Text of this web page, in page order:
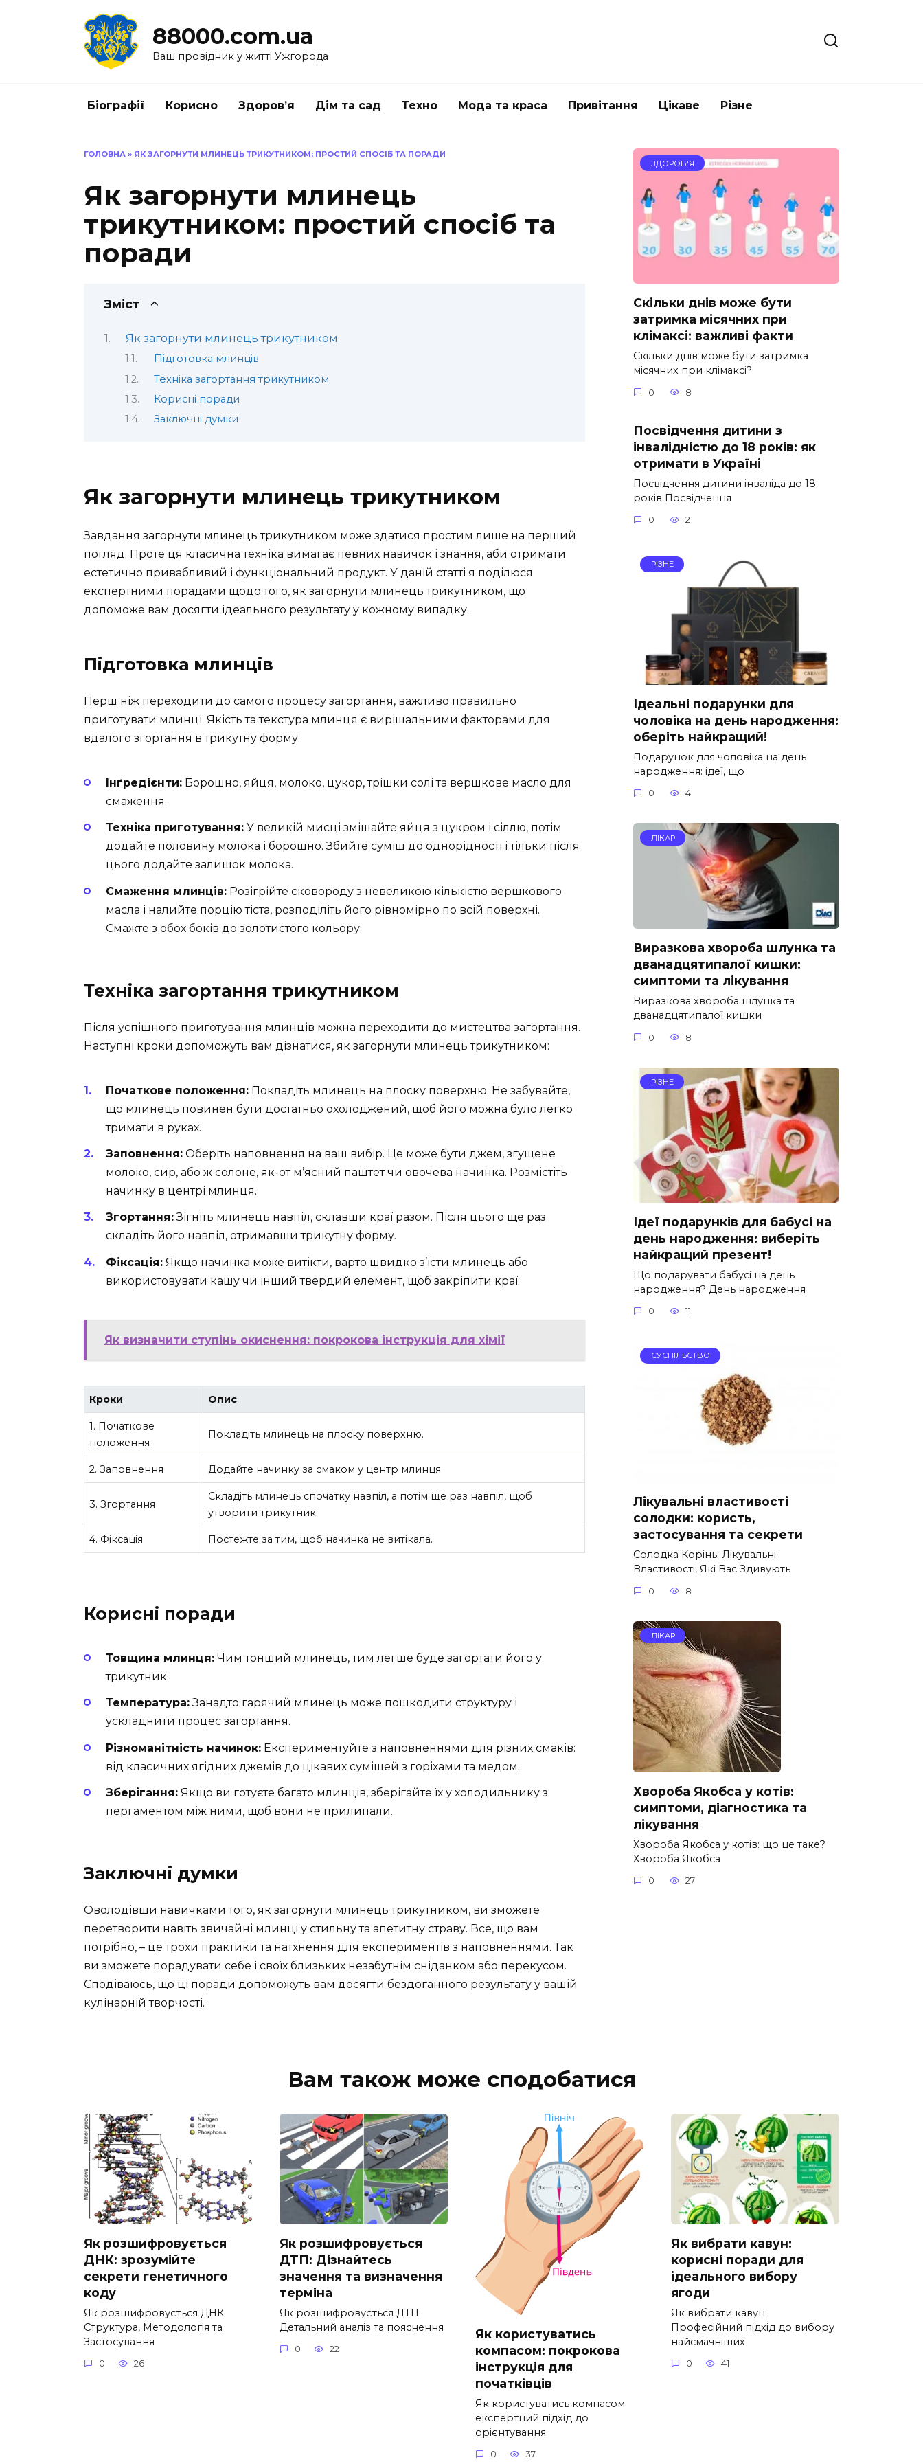
88000.com.ua
Ваш провідник у житті Ужгорода
Біографії Корисно Здоров’я Дім та сад Техно Мода та краса Привітання Цікаве Різне
ГОЛОВНА » ЯК ЗАГОРНУТИ МЛИНЕЦЬ ТРИКУТНИКОМ: ПРОСТИЙ СПОСІБ ТА ПОРАДИ
Як загорнути млинець
трикутником: простий спосіб та
поради
Зміст
Як загорнути млинець трикутником
Підготовка млинців
Техніка загортання трикутником
Корисні поради
Заключні думки
Як загорнути млинець трикутником
Завдання загорнути млинець трикутником може здатися простим лише на перший
погляд. Проте ця класична техніка вимагає певних навичок і знання, аби отримати
естетично привабливий і функціональний продукт. У даній статті я поділюся
експертними порадами щодо того, як загорнути млинець трикутником, що
допоможе вам досягти ідеального результату у кожному випадку.
Підготовка млинців
Перш ніж переходити до самого процесу загортання, важливо правильно
приготувати млинці. Якість та текстура млинця є вирішальними факторами для
вдалого згортання в трикутну форму.
Інґредієнти: Борошно, яйця, молоко, цукор, трішки солі та вершкове масло для
смаження.
Техніка приготування: У великій мисці змішайте яйця з цукром і сіллю, потім
додайте половину молока і борошно. Збийте суміш до однорідності і тільки після
цього додайте залишок молока.
Смаження млинців: Розігрійте сковороду з невеликою кількістю вершкового
масла і налийте порцію тіста, розподіліть його рівномірно по всій поверхні.
Смажте з обох боків до золотистого кольору.
Техніка загортання трикутником
Після успішного приготування млинців можна переходити до мистецтва загортання.
Наступні кроки допоможуть вам дізнатися, як загорнути млинець трикутником:
Початкове положення: Покладіть млинець на плоску поверхню. Не забувайте,
що млинець повинен бути достатньо охолоджений, щоб його можна було легко
тримати в руках.
Заповнення: Оберіть наповнення на ваш вибір. Це може бути джем, згущене
молоко, сир, або ж солоне, як-от м’ясний паштет чи овочева начинка. Розмістіть
начинку в центрі млинця.
Згортання:Зігніть млинець навпіл, склавши краї разом. Після цього ще раз
складіть його навпіл, отримавши трикутну форму.
Фіксація: Якщо начинка може витікти, варто швидко з’їсти млинець або
використовувати кашу чи інший твердий елемент, щоб закріпити краї.
Як визначити ступінь окиснення: покрокова інструкція для хімії
Кроки Опис
1. Початкове
положення
Покладіть млинець на плоску поверхню.
2. Заповнення Додайте начинку за смаком у центр млинця.
3. Згортання
Складіть млинець спочатку навпіл, а потім ще раз навпіл, щоб
утворити трикутник.
4. Фіксація Постежте за тим, щоб начинка не витікала.
Корисні поради
Товщина млинця: Чим тонший млинець, тим легше буде загортати його у
трикутник.
Температура:Занадто гарячий млинець може пошкодити структуру і
ускладнити процес загортання.
Різноманітність начинок: Експериментуйте з наповненнями для різних смаків:
від класичних ягідних джемів до цікавих сумішей з горіхами та медом.
Зберігання: Якщо ви готуєте багато млинців, зберігайте їх у холодильнику з
пергаментом між ними, щоб вони не прилипали.
Заключні думки
Оволодівши навичками того, як загорнути млинець трикутником, ви зможете
перетворити навіть звичайні млинці у стильну та апетитну страву. Все, що вам
потрібно, – це трохи практики та натхнення для експериментів з наповненнями. Так
ви зможете порадувати себе і своїх близьких незабутнім сніданком або перекусом.
Сподіваюсь, що ці поради допоможуть вам досягти бездоганного результату у вашій
кулінарній творчості.
ЗДОРОВ'Я
Скільки днів може бути
затримка місячних при
клімаксі: важливі факти
Скільки днів може бути затримка
місячних при клімаксі?
0 8
Посвідчення дитини з
інвалідністю до 18 років: як
отримати в Україні
Посвідчення дитини інваліда до 18
років Посвідчення
0 21
РІЗНЕ
Ідеальні подарунки для
чоловіка на день народження:
оберіть найкращий!
Подарунок для чоловіка на день
народження: ідеї, що
0 4
ЛІКАР
Виразкова хвороба шлунка та
дванадцятипалої кишки:
симптоми та лікування
Виразкова хвороба шлунка та
дванадцятипалої кишки
0 8
РІЗНЕ
Ідеї подарунків для бабусі на
день народження: виберіть
найкращий презент!
Що подарувати бабусі на день
народження? День народження
0 11
СУСПІЛЬСТВО
Лікувальні властивості
солодки: користь,
застосування та секрети
Солодка Корінь: Лікувальні
Властивості, Які Вас Здивують
0 8
ЛІКАР
Хвороба Якобса у котів:
симптоми, діагностика та
лікування
Хвороба Якобса у котів: що це таке?
Хвороба Якобса
0 27
Вам також може сподобатися
Як розшифровується
ДНК: зрозумійте
секрети генетичного
коду
Як розшифровується ДНК:
Структура, Методологія та
Застосування
0 26
Як розшифровується
ДТП: Дізнайтесь
значення та визначення
терміна
Як розшифровується ДТП:
Детальний аналіз та пояснення
0 22
Як користуватись
компасом: покрокова
інструкція для
початківців
Як користуватись компасом:
експертний підхід до
орієнтування
0 37
Як вибрати кавун:
корисні поради для
ідеального вибору
ягоди
Як вибрати кавун:
Професійний підхід до вибору
найсмачніших
0 41